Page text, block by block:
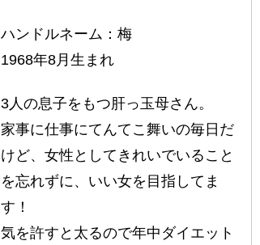
ハンドルネーム：梅
1968年8月生まれ
3人の息子をもつ肝っ玉母さん。
家事に仕事にてんてこ舞いの毎日だ
けど、女性としてきれいでいること
を忘れずに、いい女を目指してま
す！
気を許すと太るので年中ダイエット